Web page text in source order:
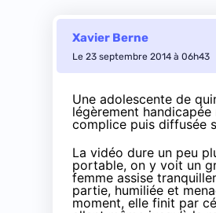
Xavier Berne
Le 23 septembre 2014 à 06h43
Une adolescente de
légèrement
complice puis diffusée
La vidéo dure un peu
portable, on y voit un
femme assise
partie, humiliée et
moment, elle finit par